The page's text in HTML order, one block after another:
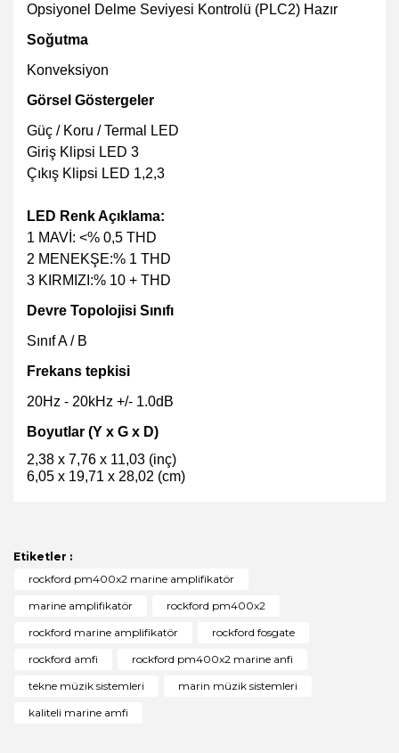
Opsiyonel Delme Seviyesi Kontrolü (PLC2) Hazır
Soğutma
Konveksiyon
Görsel Göstergeler
Güç / Koru / Termal LED
Giriş Klipsi LED 3
Çıkış Klipsi LED 1,2,3
LED Renk Açıklama:
1 MAVİ: <% 0,5 THD
2 MENEKŞE:% 1 THD
3 KIRMIZI:% 10 + THD
Devre Topolojisi Sınıfı
Sınıf A / B
Frekans tepkisi
20Hz - 20kHz +/- 1.0dB
Boyutlar (Y x G x D)
2,38 x 7,76 x 11,03 (inç)
6,05 x 19,71 x 28,02 (cm)
Yorum Yaz
Ürün bilgilerinde hatalar bulunuyor.
Ürün fiyatı diğer sitelerden daha pahalı.
Bu ürüne benzer farklı alternatifler olmalı.
Etiketler :
rockford pm400x2 marine amplifikatör
marine amplifikatör
rockford pm400x2
rockford marine amplifikatör
rockford fosgate
rockford amfi
rockford pm400x2 marine anfi
tekne müzik sistemleri
marin müzik sistemleri
kaliteli marine amfi